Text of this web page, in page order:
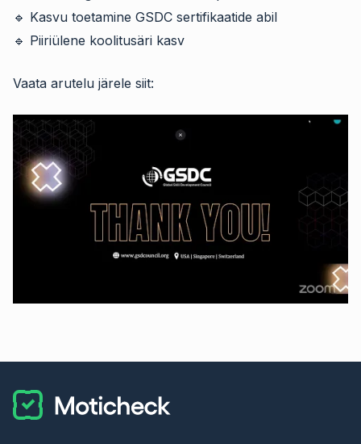
🔹 Kasvu toetamine GSDC sertifikaatide abil
🔹 Piiriülene koolitusäri kasv
Vaata arutelu järele siit: